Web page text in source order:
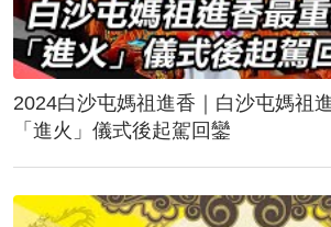
2024白沙屯媽祖進香｜白沙屯媽祖
「進火」儀式後起駕回鑾